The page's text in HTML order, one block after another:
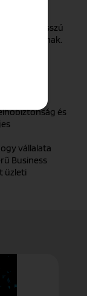
hosszú
ERP-piacnak.
a
kínálja:
és
vállalata
Business
üzleti